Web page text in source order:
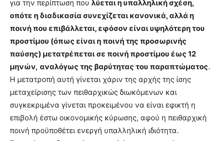
για την περίπτωση που λύεται η υπαλληλική σχέση,
οπότε η διαδικασία συνεχίζεται κανονικά, αλλά η
ποινή που επιβάλλεται, εφόσον είναι υψηλότερη του
προστίμου (όπως είναι η ποινή της προσωρινής
παύσης) μετατρέπεται σε ποινή προστίμου έως 12
μηνών, αναλόγως της βαρύτητας του παραπτώματος.
Η μετατροπή αυτή γίνεται χάριν της αρχής της ίσης
μεταχείρισης των πειθαρχικώς διωκόμενων και
συγκεκριμένα γίνεται προκειμένου να είναι εφικτή η
επιβολή έστω οικονομικής κύρωσης, αφού η πειθαρχική
ποινή προϋποθέτει ενεργή υπαλληλική ιδιότητα.